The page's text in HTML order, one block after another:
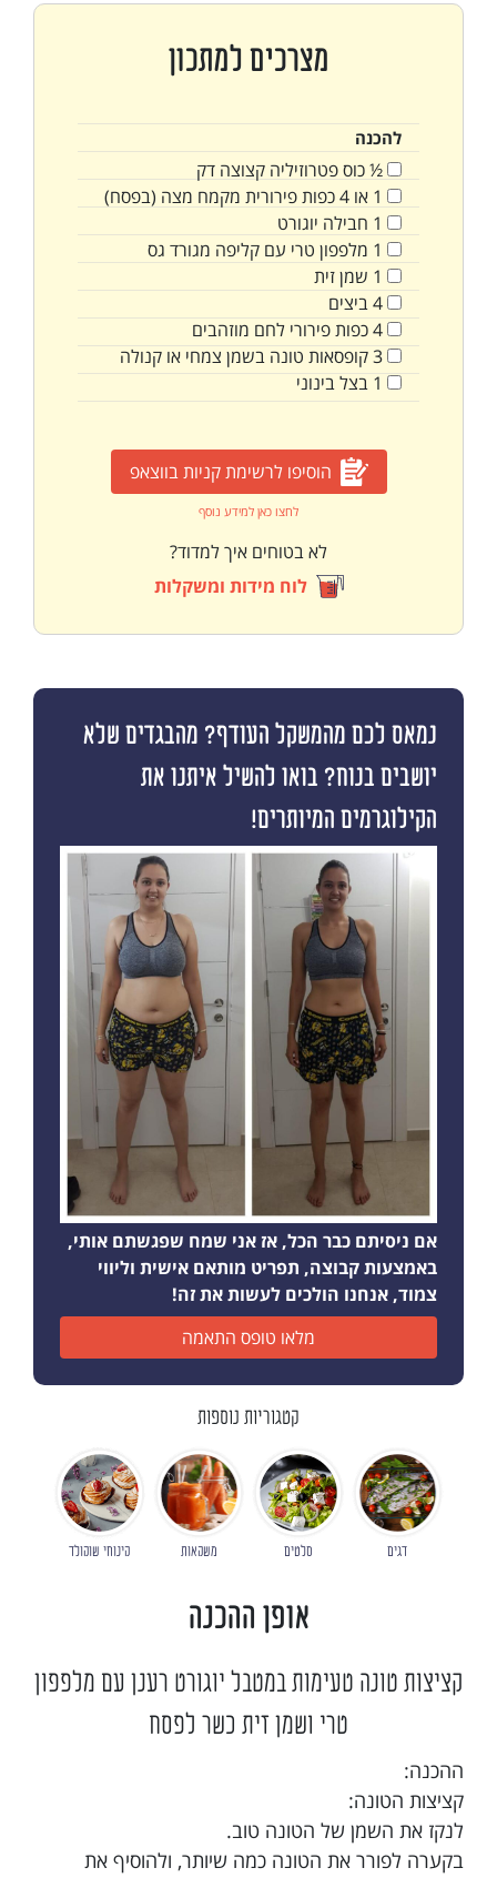
מצרכים למתכון
להכנה
½כוספטרוזיליה קצוצה דק
1 או 4 כפות פירורית מקמח מצה (בפסח)
1 חבילה יוגורט
1 מלפפון טרי עם קליפה מגורד גס
1 שמן זית
4ביצים
4כפותפירורי לחם מוזהבים
3קופסאות טונה בשמן צמחי או קנולה
1 בצל בינוני
הוסיפו לרשימת קניות בווצאפ
לחצו כאן למידע נוסף
לא בטוחים איך למדוד?
לוח מידות ומשקלות
נמאס לכם מהמשקל העודף? מהבגדים שלא
יושבים בנוח? בואו להשיל איתנו את
הקילוגרמים המיותרים!
אם ניסיתם כבר הכל, אז אני שמח שפגשתם אותי,
באמצעות קבוצה, תפריט מותאם אישית וליווי
צמוד, אנחנו הולכים לעשות את זה!
מלאו טופס התאמה
קטגוריות נוספות
דגים סלטים משקאות קינוחי שוקולד
אופן ההכנה
קציצות טונה טעימות במטבל יוגורט רענן עם מלפפון
טרי ושמן זית כשר לפסח
ההכנה:
קציצות הטונה:
לנקז את השמן של הטונה טוב.
בקערה לפורר את הטונה כמה שיותר, ולהוסיף את